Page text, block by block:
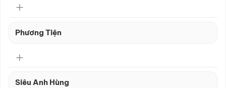
Phương Tiện
Siêu Anh Hùng